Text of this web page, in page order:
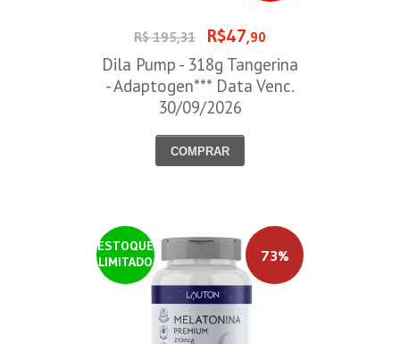
R$ 195,31 R$47,90
Dila Pump - 318g Tangerina
- Adaptogen*** Data Venc.
30/09/2026
COMPRAR
ESTOQUE
LIMITADO
73%